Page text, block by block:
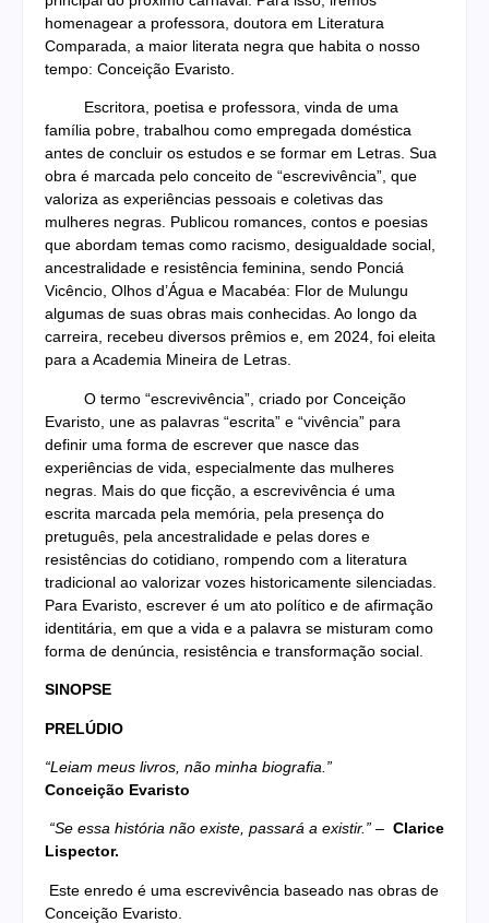
homenagear a professora, doutora em Literatura
Comparada, a maior literata negra que habita o nosso
tempo: Conceição Evaristo.
Escritora, poetisa e professora, vinda de uma
família pobre, trabalhou como empregada doméstica
antes de concluir os estudos e se formar em Letras. Sua
obra é marcada pelo conceito de “escrevivência”, que
valoriza as experiências pessoais e coletivas das
mulheres negras. Publicou romances, contos e poesias
que abordam temas como racismo, desigualdade social,
ancestralidade e resistência feminina, sendo Ponciá
Vicêncio, Olhos d’Água e Macabéa: Flor de Mulungu
algumas de suas obras mais conhecidas. Ao longo da
carreira, recebeu diversos prêmios e, em 2024, foi eleita
para a Academia Mineira de Letras.
O termo “escrevivência”, criado por Conceição
Evaristo, une as palavras “escrita” e “vivência” para
definir uma forma de escrever que nasce das
experiências de vida, especialmente das mulheres
negras. Mais do que ficção, a escrevivência é uma
escrita marcada pela memória, pela presença do
pretuguês, pela ancestralidade e pelas dores e
resistências do cotidiano, rompendo com a literatura
tradicional ao valorizar vozes historicamente silenciadas.
Para Evaristo, escrever é um ato político e de afirmação
identitária, em que a vida e a palavra se misturam como
forma de denúncia, resistência e transformação social.
SINOPSE
PRELÚDIO
“Leiam meus livros, não minha biografia.”
Conceição Evaristo
“Se essa história não existe, passará a existir.” – Clarice
Lispector.
Este enredo é uma escrevivência baseado nas obras de
Conceição Evaristo.